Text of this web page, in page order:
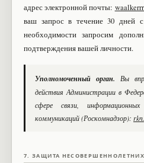
адрес электронной почты:
ваш запрос в течение 30 дней
необходимости запросим
подтверждения вашей личности.
Уполномоченный орган. Вы
действия Администрации в
сфере связи,
коммуникаций (Роскомнадзор):
7. ЗАЩИТА НЕСОВЕРШЕННОЛЕТНИХ